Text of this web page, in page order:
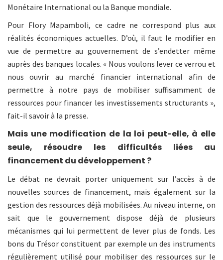
Monétaire International ou la Banque mondiale.
Pour Flory Mapamboli, ce cadre ne correspond plus aux
réalités économiques actuelles. D’où, il faut le modifier en
vue de permettre au gouvernement de s’endetter même
auprès des banques locales. « Nous voulons lever ce verrou et
nous ouvrir au marché financier international afin de
permettre à notre pays de mobiliser suffisamment de
ressources pour financer les investissements structurants »,
fait-il savoir à la presse.
Mais une modification de la loi peut-elle, à elle
seule, résoudre les difficultés liées au
financement du développement ?
Le débat ne devrait porter uniquement sur l’accès à de
nouvelles sources de financement, mais également sur la
gestion des ressources déjà mobilisées. Au niveau interne, on
sait que le gouvernement dispose déjà de plusieurs
mécanismes qui lui permettent de lever plus de fonds. Les
bons du Trésor constituent par exemple un des instruments
régulièrement utilisé pour mobiliser des ressources sur le